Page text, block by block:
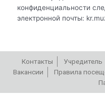
конфиденциальности
электронной почты:
Контакты Учредитель
Вакансии
Правила